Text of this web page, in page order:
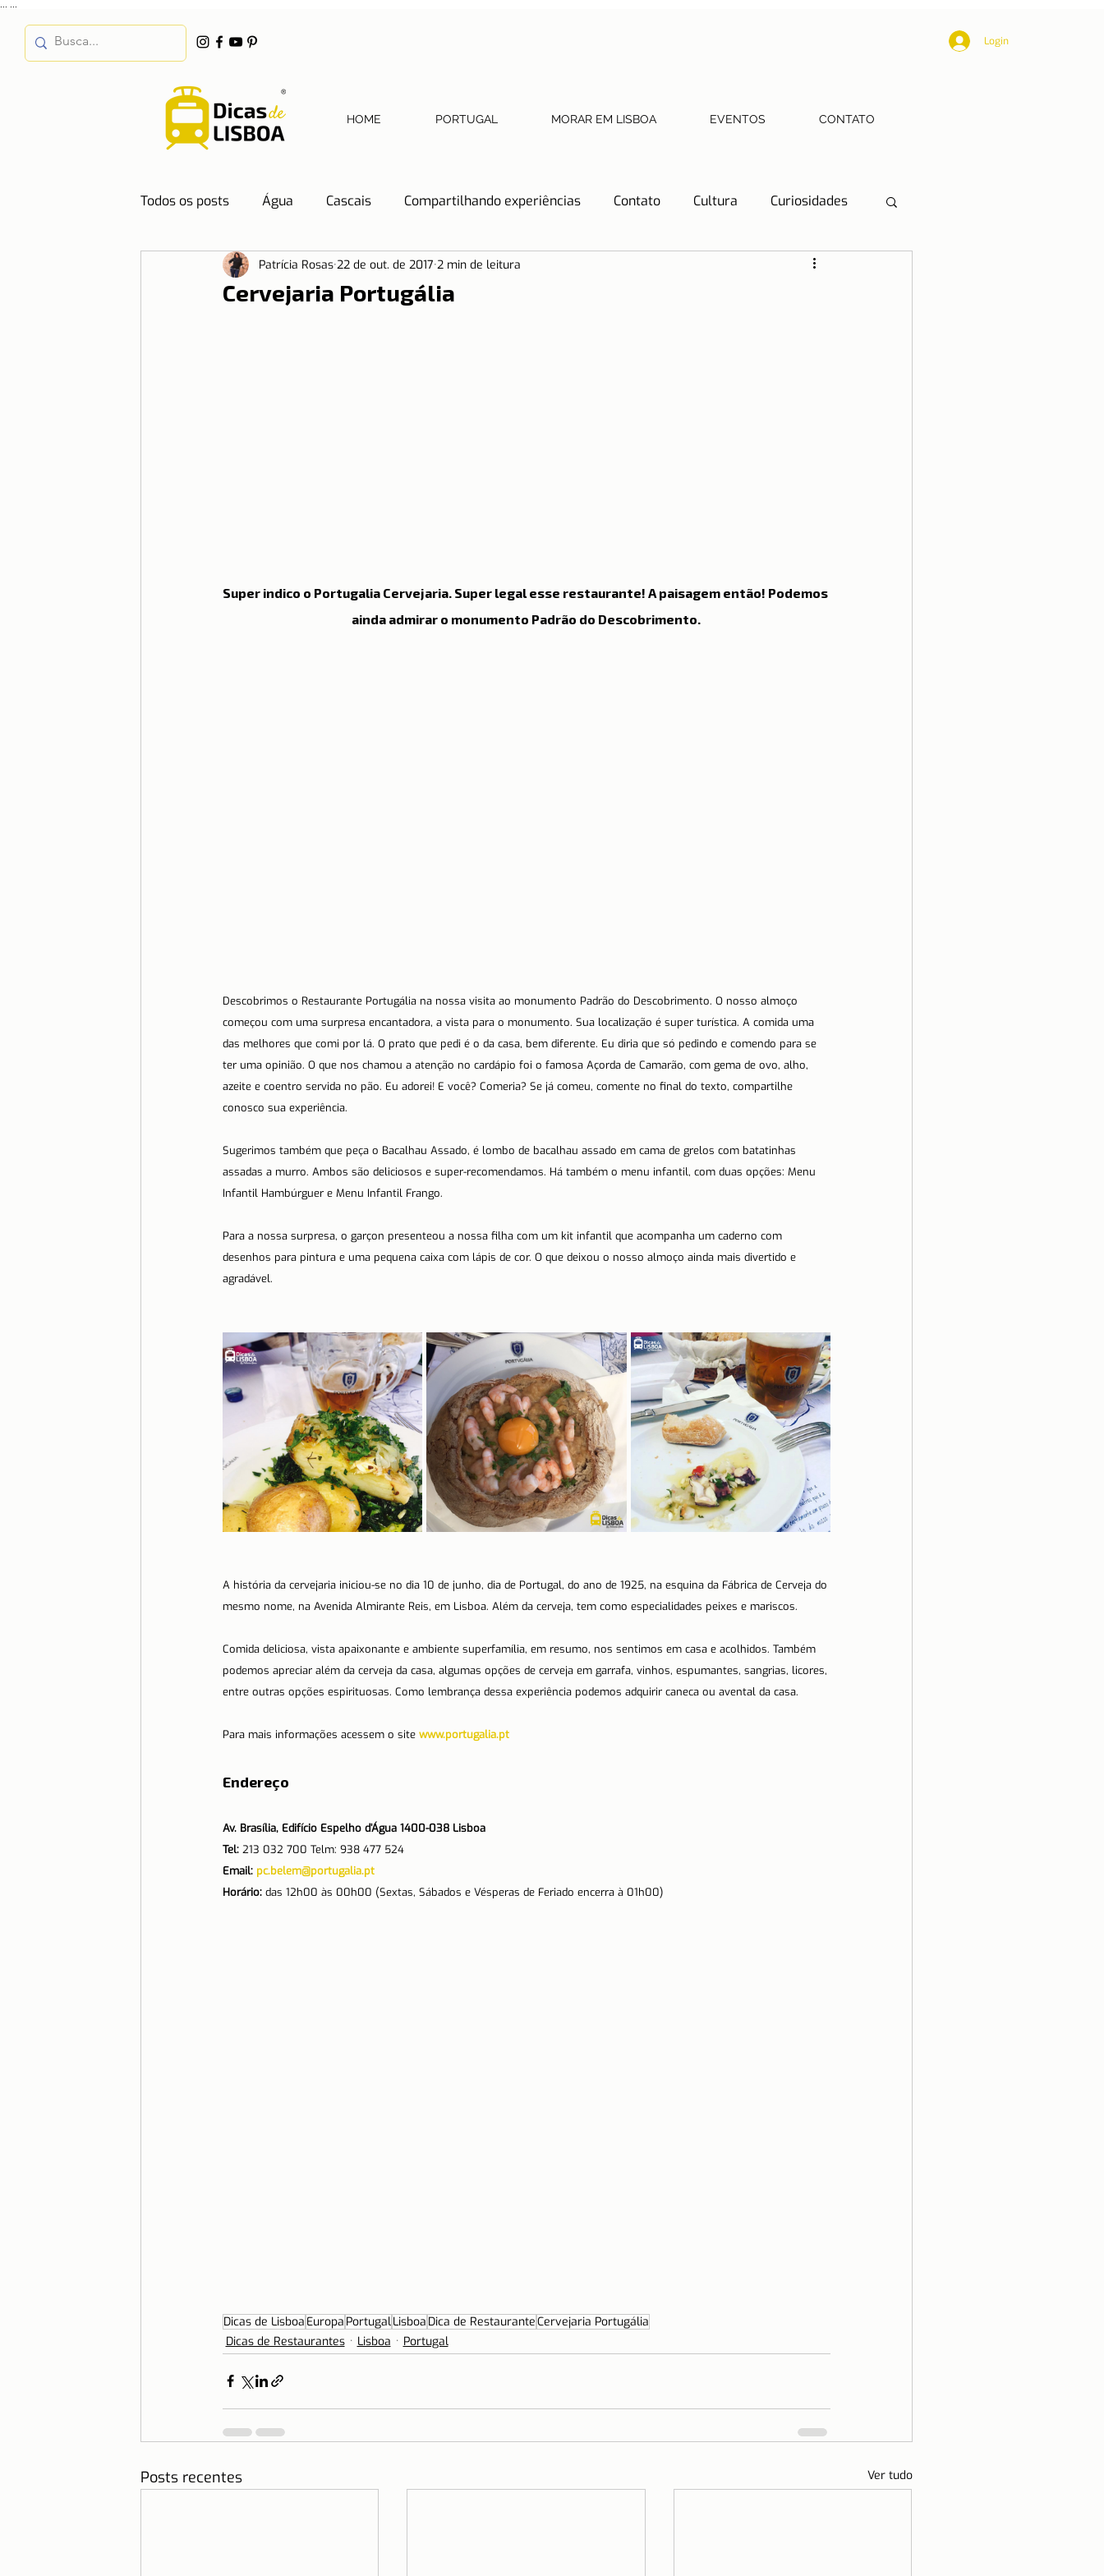
Login
HOME PORTUGAL MORAR EM LISBOA EVENTOS CONTATO
Todos os posts Água Cascais Compartilhando experiências Contato Cultura Curiosidades
Destinos Dicas de Hotéis Dicas de Restaurantes
Cervejaria Portugália
Patrícia Rosas 22 de out. de 2017 2 min de leitura
Super indico o Portugalia Cervejaria. Super legal esse restaurante! A paisagem então! Podemos
ainda admirar o monumento Padrão do Descobrimento.
Descobrimos o Restaurante Portugália na nossa visita ao monumento Padrão do Descobrimento. O nosso almoço
começou com uma surpresa encantadora, a vista para o monumento. Sua localização é super turística. A comida uma
das melhores que comi por lá. O prato que pedi é o da casa, bem diferente. Eu diria que só pedindo e comendo para se
ter uma opinião. O que nos chamou a atenção no cardápio foi o famosa Açorda de Camarão, com gema de ovo, alho,
azeite e coentro servida no pão. Eu adorei! E você? Comeria? Se já comeu, comente no final do texto, compartilhe
conosco sua experiência.
Sugerimos também que peça o Bacalhau Assado, é lombo de bacalhau assado em cama de grelos com batatinhas
assadas a murro. Ambos são deliciosos e super-recomendamos. Há também o menu infantil, com duas opções: Menu
Infantil Hambúrguer e Menu Infantil Frango.
Para a nossa surpresa, o garçon presenteou a nossa filha com um kit infantil que acompanha um caderno com
desenhos para pintura e uma pequena caixa com lápis de cor. O que deixou o nosso almoço ainda mais divertido e
agradável.
A história da cervejaria iniciou-se no dia 10 de junho, dia de Portugal, do ano de 1925, na esquina da Fábrica de Cerveja do
mesmo nome, na Avenida Almirante Reis, em Lisboa. Além da cerveja, tem como especialidades peixes e mariscos.
Comida deliciosa, vista apaixonante e ambiente superfamília, em resumo, nos sentimos em casa e acolhidos. Também
podemos apreciar além da cerveja da casa, algumas opções de cerveja em garrafa, vinhos, espumantes, sangrias, licores,
entre outras opções espirituosas. Como lembrança dessa experiência podemos adquirir caneca ou avental da casa.
Para mais informações acessem o site www.portugalia.pt
Endereço
Av. Brasília, Edifício Espelho d’Água 1400-038 Lisboa
Tel: 213 032 700 Telm: 938 477 524
Email: pc.belem@portugalia.pt
Horário: das 12h00 às 00h00 (Sextas, Sábados e Vésperas de Feriado encerra à 01h00)
Dicas de Lisboa Europa PortugalLisboa Dica de RestauranteCervejaria Portugália
Dicas de Restaurantes
Lisboa Portugal
Posts recentes Ver tudo